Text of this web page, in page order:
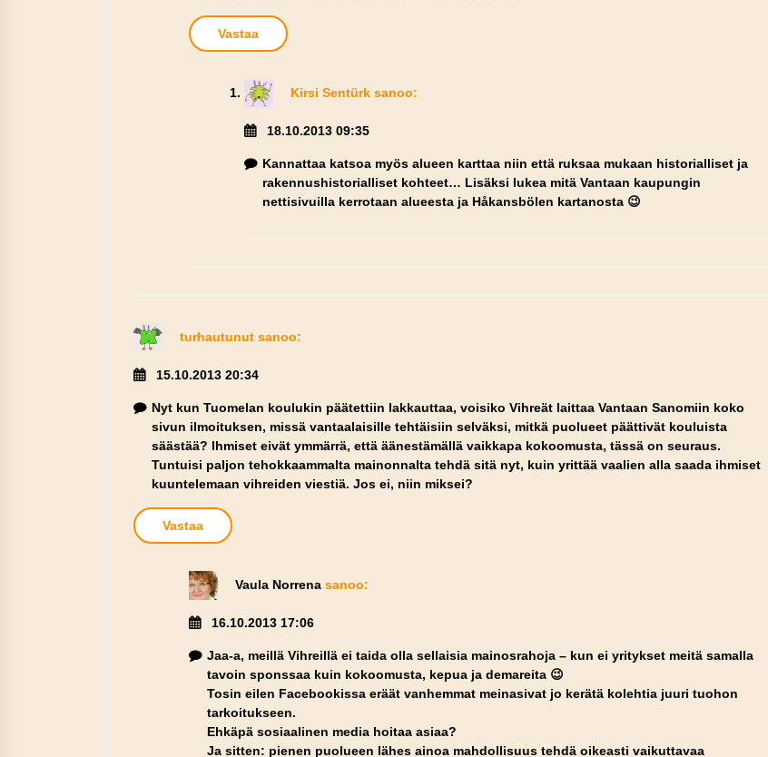
Vastaa
Kirsi Sentürk sanoo:
18.10.2013 09:35
Kannattaa katsoa myös alueen karttaa niin että ruksaa mukaan historialliset ja
rakennushistorialliset kohteet… Lisäksi lukea mitä Vantaan kaupungin
nettisivuilla kerrotaan alueesta ja Håkansbölen kartanosta 😉
turhautunut sanoo:
15.10.2013 20:34
Nyt kun Tuomelan koulukin päätettiin lakkauttaa, voisiko Vihreät laittaa Vantaan Sanomiin koko
sivun ilmoituksen, missä vantaalaisille tehtäisiin selväksi, mitkä puolueet päättivät kouluista
säästää? Ihmiset eivät ymmärrä, että äänestämällä vaikkapa kokoomusta, tässä on seuraus.
Tuntuisi paljon tehokkaammalta mainonnalta tehdä sitä nyt, kuin yrittää vaalien alla saada ihmiset
kuuntelemaan vihreiden viestiä. Jos ei, niin miksei?
Vastaa
Vaula Norrena sanoo:
16.10.2013 17:06
Jaa-a, meillä Vihreillä ei taida olla sellaisia mainosrahoja – kun ei yritykset meitä samalla
tavoin sponssaa kuin kokoomusta, kepua ja demareita 😉
Tosin eilen Facebookissa eräät vanhemmat meinasivat jo kerätä kolehtia juuri tuohon
tarkoitukseen.
Ehkäpä sosiaalinen media hoitaa asiaa?
Ja sitten: pienen puolueen lähes ainoa mahdollisuus tehdä oikeasti vaikuttavaa